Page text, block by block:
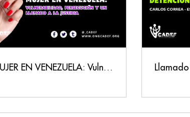
MUJER EN VENEZUELA: Vulnerabilidad, Persecución y un Llamado a la Justicia